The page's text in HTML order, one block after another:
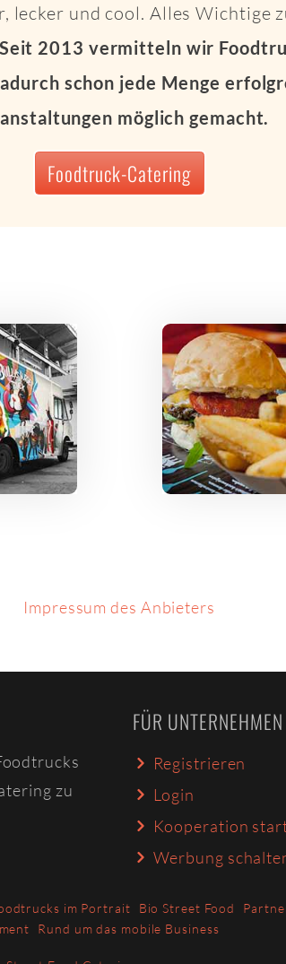
lecker und cool. Alles Wichtige
Seit 2013 vermitteln wir
schon jede Menge
möglich gemacht.
Foodtruck-Catering
Impressum des Anbieters
zu
FÜR UNTERNEHMEN
Registrieren
Login
Kooperation
Werbung
im Portrait Bio Street Food
Rund um das mobile Business